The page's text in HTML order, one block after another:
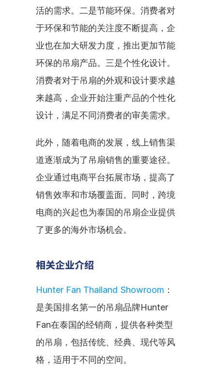
活的需求。二是节能环保。消费者对
于环保和节能的关注度不断提高，企
业也在加大研发力度，推出更加节能
环保的吊扇产品。三是个性化设计。
消费者对于吊扇的外观和设计要求越
来越高，企业开始注重产品的个性化
设计，满足不同消费者的审美需求。
此外，随着电商的发展，线上销售渠
道逐渐成为了吊扇销售的重要途径。
企业通过电商平台拓展市场，提高了
销售效率和市场覆盖面。同时，跨境
电商的兴起也为泰国的吊扇企业提供
了更多的海外市场机会。
相关企业介绍
Hunter Fan Thailand Showroom ：
是美国排名第一的吊扇品牌Hunter
Fan在泰国的经销商，提供各种类型
的吊扇，包括传统、经典、现代等风
格，适用于不同的空间。